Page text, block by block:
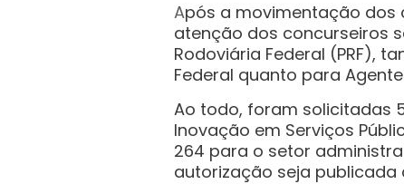
Após a movimentação dos
atenção dos concurseiros
Rodoviária Federal (PRF),
Federal quanto para
Ao todo, foram solicitadas
Inovação em Serviços
264 para o setor
autorização seja publicada